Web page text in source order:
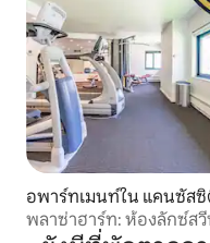
อพาร์ทเมนท์ใน แคนซัสซิ
พลาซ่าฮาร์ท: ห้องลักซ์ส